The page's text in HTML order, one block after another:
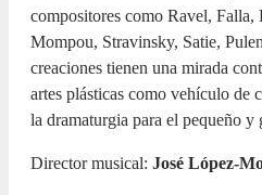
compositores como Ravel, Falla,
Mompou, Stravinsky, Satie,
creaciones tienen una mirada
artes plásticas como vehículo de
la dramaturgia para el pequeño y
Director musical: José López-